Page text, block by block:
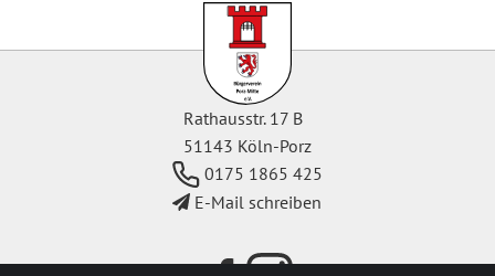
Rathausstr. 17 B
51143 Köln-Porz
0175 1865 425
E-Mail schreiben